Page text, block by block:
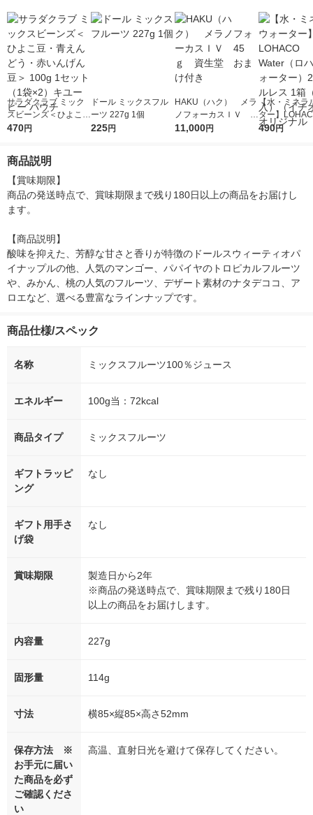
サラダクラブ ミック
スビーンズ＜ひよこ
豆・青えんどう・赤い
ピー パウチ
470円
ドール ミックスフル
ーツ 227g 1個
225円
HAKU（ハク） メラ
ノフォーカスＩＶ 4
5ｇ 資生堂 おまけ
11,000円
【水・ミネラ
ター】
r（ロハコウ
490円
商品説明
【賞味期限】
商品の発送時点で、賞味期限まで残り180日以上の商品をお届けし
ます。
【商品説明】
酸味を抑えた、芳醇な甘さと香りが特徴のドールスウィーティオパ
イナップルの他、人気のマンゴー、パパイヤのトロピカルフルーツ
や、みかん、桃の人気のフルーツ、デザート素材のナタデココ、ア
ロエなど、選べる豊富なラインナップです。
商品仕様/スペック
名称 ミックスフルーツ100％ジュース
エネルギー 100g当：72kcal
商品タイプ ミックスフルーツ
ギフトラッピ
ング
なし
ギフト用手さ
げ袋
なし
賞味期限
製造日から2年
※商品の発送時点で、賞味期限まで残り180日
以上の商品をお届けします。
内容量 227g
固形量 114g
寸法 横85×縦85×高さ52mm
保存方法 ※
お手元に届い
た商品を必ず
ご確認くださ
い
高温、直射日光を避けて保存してください。